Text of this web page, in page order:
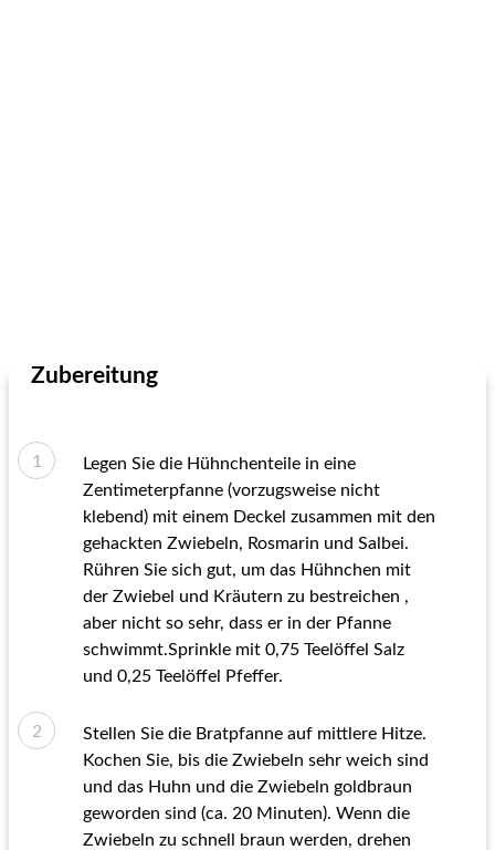
Zubereitung
Legen Sie die Hühnchenteile in eine
Zentimeterpfanne (vorzugsweise nicht
klebend) mit einem Deckel zusammen mit den
gehackten Zwiebeln, Rosmarin und Salbei.
Rühren Sie sich gut, um das Hühnchen mit
der Zwiebel und Kräutern zu bestreichen ,
aber nicht so sehr, dass er in der Pfanne
schwimmt.Sprinkle mit 0,75 Teelöffel Salz
und 0,25 Teelöffel Pfeffer.
Stellen Sie die Bratpfanne auf mittlere Hitze.
Kochen Sie, bis die Zwiebeln sehr weich sind
und das Huhn und die Zwiebeln goldbraun
geworden sind (ca. 20 Minuten). Wenn die
Zwiebeln zu schnell braun werden, drehen